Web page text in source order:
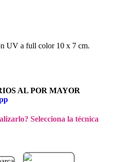
UV a full color 10 x 7 cm.
AL POR MAYOR
Selecciona la técnica